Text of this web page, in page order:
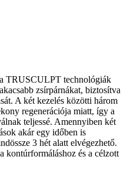
TRUSCULPT technológiák
zsírpárnákat, biztosítva
A két kezelés közötti három
regenerációja miatt, így a
teljessé. Amennyiben két
akár egy időben is
3 hét alatt elvégezhető.
kontúrformáláshoz és a célzott